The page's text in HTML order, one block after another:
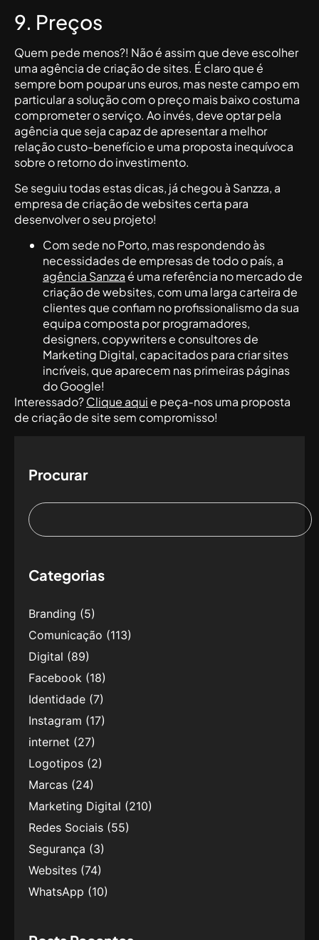
9. Preços
Quem pede menos?! Não é assim que deve escolher
uma agência de criação de sites. É claro que é
sempre bom poupar uns euros, mas neste campo em
particular a solução com o preço mais baixo costuma
comprometer o serviço. Ao invés, deve optar pela
agência que seja capaz de apresentar a melhor
relação custo-benefício e uma proposta inequívoca
sobre o retorno do investimento.
Se seguiu todas estas dicas, já chegou à Sanzza, a
empresa de criação de websites certa para
desenvolver o seu projeto!
Com sede no Porto, mas respondendo às
necessidades de empresas de todo o país, a
agência Sanzza é uma referência no mercado de
criação de websites, com uma larga carteira de
clientes que confiam no profissionalismo da sua
equipa composta por programadores,
designers, copywriters e consultores de
Marketing Digital, capacitados para criar sites
incríveis, que aparecem nas primeiras páginas
do Google!
Interessado?Clique aqui e peça-nos uma proposta
de criação de site sem compromisso!
Procurar
Categorias
Branding (5)
Comunicação (113)
Digital (89)
Facebook (18)
Identidade (7)
Instagram (17)
internet (27)
Logotipos (2)
Marcas (24)
Marketing Digital (210)
Redes Sociais (55)
Segurança (3)
Websites (74)
WhatsApp (10)